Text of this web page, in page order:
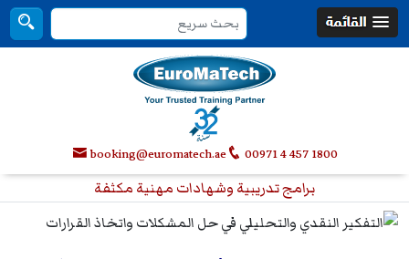
00971 4 457 1800
booking@euromatech.ae
برامج تدريبية وشهادات مهنية مكثفة